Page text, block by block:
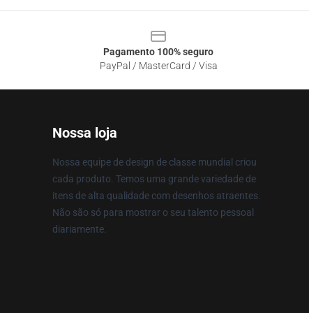
Pagamento 100% seguro
PayPal / MasterCard / Visa
Nossa loja
Nossa equipe de design de classe mundial criou
cada produto. Temos uma grande variedade de
itens de alta qualidade com desenhos atraentes.
Não são só para mostrar o seu talento pessoal
diariamente.